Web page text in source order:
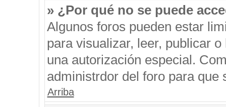
» ¿Por qué no se puede
Algunos foros pueden estar
para visualizar, leer, publicar
una autorización especial.
administrdor del foro para que
Arriba